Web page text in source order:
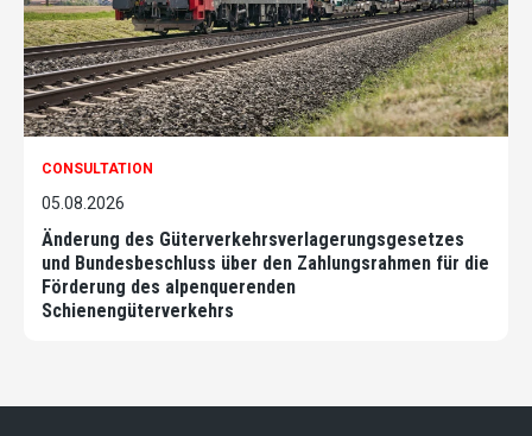
CONSULTATION
05.08.2026
Änderung des Güterverkehrsverlagerungsgesetzes
und Bundesbeschluss über den Zahlungsrahmen für die
Förderung des alpenquerenden
Schienengüterverkehrs